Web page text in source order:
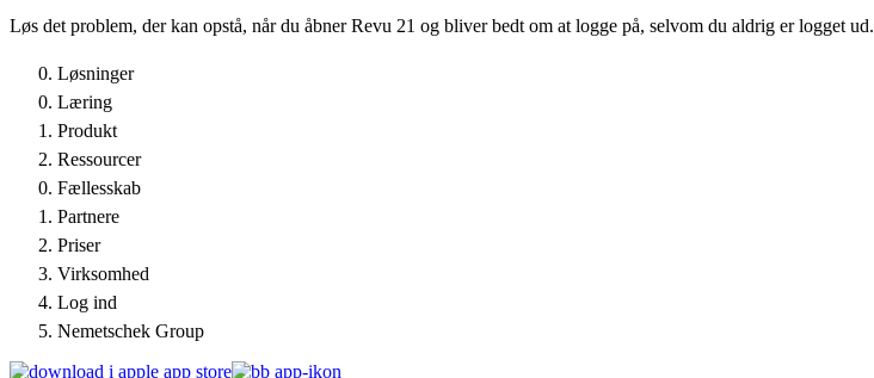
Løs det problem, der kan opstå, når du åbner Revu 21 og bliver bedt om at logge på, selvom du aldrig er logget ud.
Løsninger
Læring
Produkt
Ressourcer
Fællesskab
Partnere
Priser
Virksomhed
Log ind
Nemetschek Group